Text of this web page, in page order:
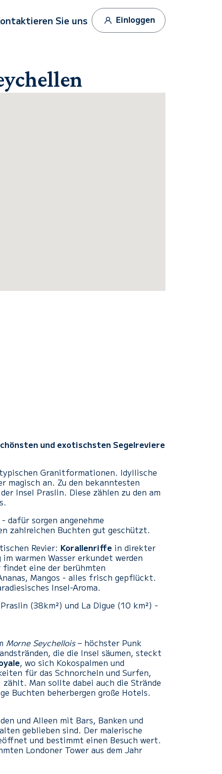
Sie uns Einloggen
und exotischsten Segelreviere
Granitformationen. Idyllische
magisch an. Zu den bekanntesten
Insel Praslin. Diese zählen zu den am
dafür sorgen angenehme
zahlreichen Buchten gut geschützt.
Revier: Korallenriffe in direkter
warmen Wasser erkundet werden
findet eine der berühmten
Mangos - alles frisch gepflückt.
Insel-Aroma.
(38km²) und La Digue (10 km²) -
Morne Seychellois– höchster Punk
die die Insel säumen, steckt
, wo sich Kokospalmen und
für das Schnorcheln und Surfen,
Man sollte dabei auch die Strände
Buchten beherbergen große Hotels.
und Alleen mit Bars, Banken und
geblieben sind. Der malerische
und bestimmt einen Besuch wert.
Londoner Tower aus dem Jahr